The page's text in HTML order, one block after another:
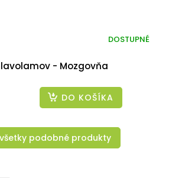
- Mozgovňa
DOSTUPNÉ
DO KOŠÍKA
podobné produkty